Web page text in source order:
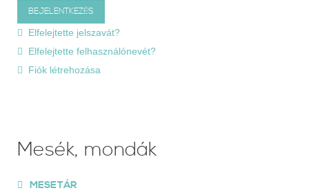
Elfelejtette jelszavát?
Elfelejtette felhasználónevét?
Fiók létrehozása
Mesék, mondák
MESETÁR